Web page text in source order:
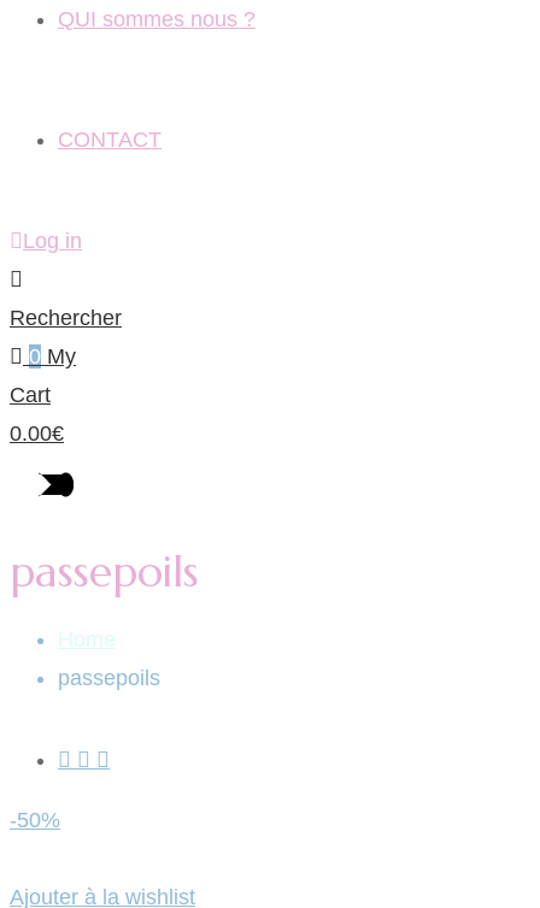
QUI sommes nous ?
CONTACT
Log in
Rechercher
0 My
Cart
0.00€
passepoils
Home
passepoils
-50%
Ajouter à la wishlist